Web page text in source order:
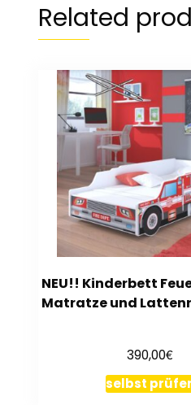
Related
NEU!! Kinderbett
Matratze und
390,00€
selbst